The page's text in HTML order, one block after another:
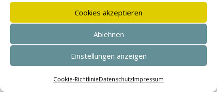
Cookies akzeptieren
Ablehnen
Einstellungen anzeigen
Cookie-RichtlinieDatenschutzImpressum
Informationen zur Echtheit der Bewertungen